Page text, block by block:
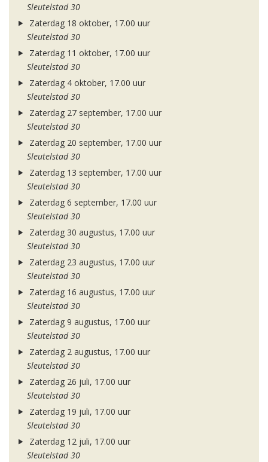
Sleutelstad 30
Zaterdag 18 oktober, 17.00 uur
Sleutelstad 30
Zaterdag 11 oktober, 17.00 uur
Sleutelstad 30
Zaterdag 4 oktober, 17.00 uur
Sleutelstad 30
Zaterdag 27 september, 17.00 uur
Sleutelstad 30
Zaterdag 20 september, 17.00 uur
Sleutelstad 30
Zaterdag 13 september, 17.00 uur
Sleutelstad 30
Zaterdag 6 september, 17.00 uur
Sleutelstad 30
Zaterdag 30 augustus, 17.00 uur
Sleutelstad 30
Zaterdag 23 augustus, 17.00 uur
Sleutelstad 30
Zaterdag 16 augustus, 17.00 uur
Sleutelstad 30
Zaterdag 9 augustus, 17.00 uur
Sleutelstad 30
Zaterdag 2 augustus, 17.00 uur
Sleutelstad 30
Zaterdag 26 juli, 17.00 uur
Sleutelstad 30
Zaterdag 19 juli, 17.00 uur
Sleutelstad 30
Zaterdag 12 juli, 17.00 uur
Sleutelstad 30